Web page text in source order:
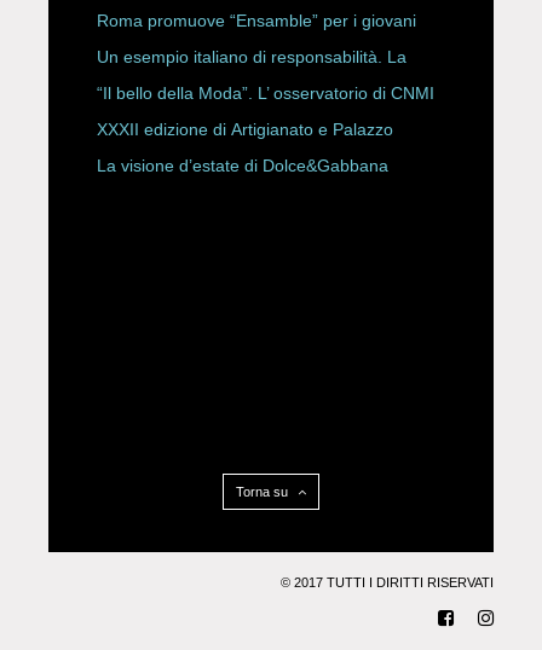
Storici
Roma promuove “Ensamble” per i giovani
Un esempio italiano di responsabilità. La
Rete Slow Fiber
“Il bello della Moda”. L’ osservatorio di CNMI
XXXII edizione di Artigianato e Palazzo
La visione d’estate di Dolce&Gabbana
Torna su
© 2017 TUTTI I DIRITTI RISERVATI